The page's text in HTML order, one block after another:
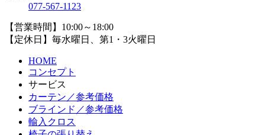
077-567-1123
【営業時間】10:00～18:00
【定休日】毎水曜日、第1・3火曜日
HOME
コンセプト
サービス
カーテン／参考価格
ブラインド／参考価格
輸入クロス